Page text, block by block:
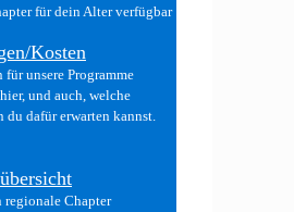
für dein Alter verfügbar
Kosten
für unsere Programme
und auch, welche
du dafür erwarten kannst.
regionale Chapter